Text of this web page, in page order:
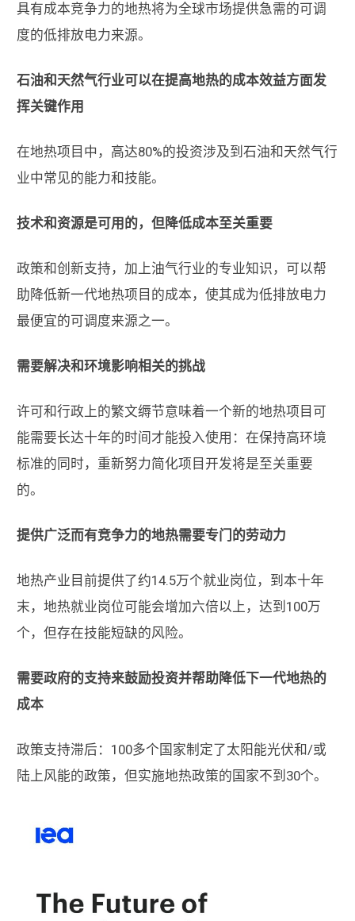
具有成本竞争力的地热将为全球市场提供急需的可调
度的低排放电力来源。
石油和天然气行业可以在提高地热的成本效益方面发
挥关键作用
在地热项目中，高达80%的投资涉及到石油和天然气行
业中常见的能力和技能。
技术和资源是可用的，但降低成本至关重要
政策和创新支持，加上油气行业的专业知识，可以帮
助降低新一代地热项目的成本，使其成为低排放电力
最便宜的可调度来源之一。
需要解决和环境影响相关的挑战
许可和行政上的繁文缛节意味着一个新的地热项目可
能需要长达十年的时间才能投入使用：在保持高环境
标准的同时，重新努力简化项目开发将是至关重要
的。
提供广泛而有竞争力的地热需要专门的劳动力
地热产业目前提供了约14.5万个就业岗位，到本十年
末，地热就业岗位可能会增加六倍以上，达到100万
个，但存在技能短缺的风险。
需要政府的支持来鼓励投资并帮助降低下一代地热的
成本
政策支持滞后：100多个国家制定了太阳能光伏和/或
陆上风能的政策，但实施地热政策的国家不到30个。